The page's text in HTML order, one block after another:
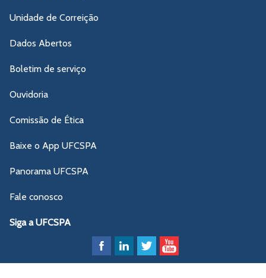
Unidade de Correição
Dados Abertos
Boletim de serviço
Ouvidoria
Comissão de Ética
Baixe o App UFCSPA
Panorama UFCSPA
Fale conosco
Siga a UFCSPA